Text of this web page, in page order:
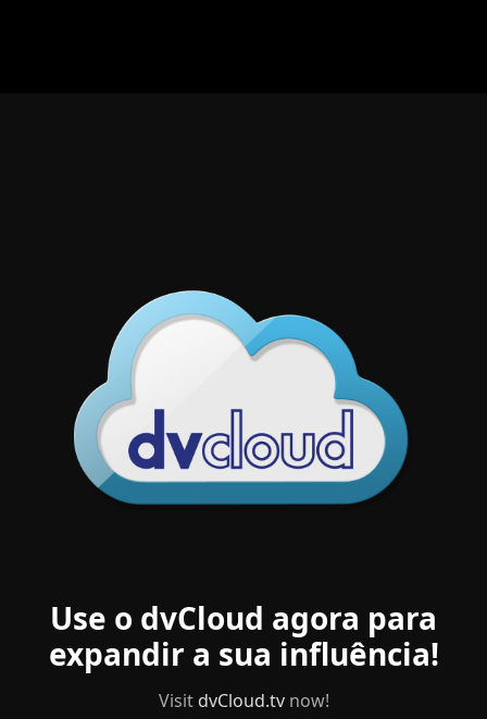
Use o dvCloud agora para
expandir a sua influência!
Visit dvCloud.tvnow!